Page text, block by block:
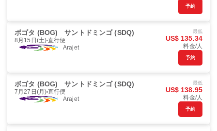
予約
ボゴタ (BOG) サントドミンゴ (SDQ)
8月15日(土) 直行便
Arajet
最低
US$ 135.34
料金/人
予約
ボゴタ (BOG) サントドミンゴ (SDQ)
7月27日(月) 直行便
Arajet
最低
US$ 138.95
料金/人
予約